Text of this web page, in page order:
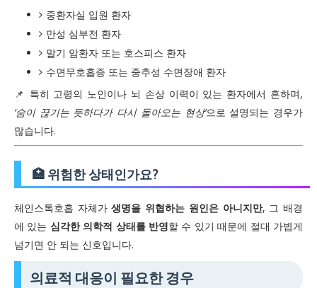
중환자실 입원 환자
만성 심부전 환자
말기 암환자 또는 호스피스 환자
수면무호흡증 또는 중추성 수면장애 환자
📌 특히 고령의 노인이나 뇌 손상 이력이 있는 환자에서 흔하며,
‘숨이 끊기는 듯하다가 다시 돌아오는 현상’으로 설명되는 경우가
많습니다.
🏥 위험한 상태인가요?
체인스톡호흡 자체가생명을 위협하는 원인은 아니지만, 그 배경
에 있는 심각한 의학적 상태를 반영할 수 있기 때문에 절대 가볍게
넘기면 안 되는 신호입니다.
의료적 대응이 필요한 경우